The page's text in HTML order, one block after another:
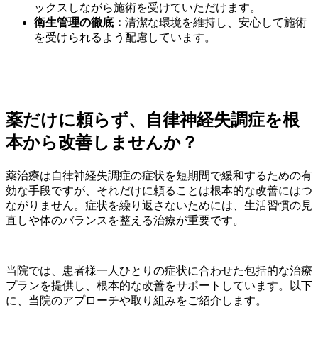
ックスしながら施術を受けていただけます。
衛生管理の徹底： 清潔な環境を維持し、安心して施術
を受けられるよう配慮しています。
薬だけに頼らず、自律神経失調症を根
本から改善しませんか？
薬治療は自律神経失調症の症状を短期間で緩和するための有
効な手段ですが、それだけに頼ることは根本的な改善にはつ
ながりません。症状を繰り返さないためには、生活習慣の見
直しや体のバランスを整える治療が重要です。
当院では、患者様一人ひとりの症状に合わせた包括的な治療
プランを提供し、根本的な改善をサポートしています。以下
に、当院のアプローチや取り組みをご紹介します。